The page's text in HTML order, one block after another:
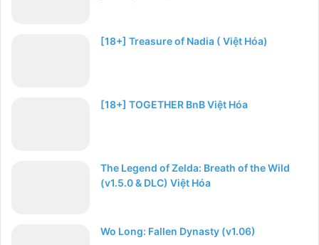
[18+] Treasure of Nadia ( Việt Hóa)
[18+] TOGETHER BnB Việt Hóa
The Legend of Zelda: Breath of the Wild
(v1.5.0 & DLC) Việt Hóa
Wo Long: Fallen Dynasty (v1.06)